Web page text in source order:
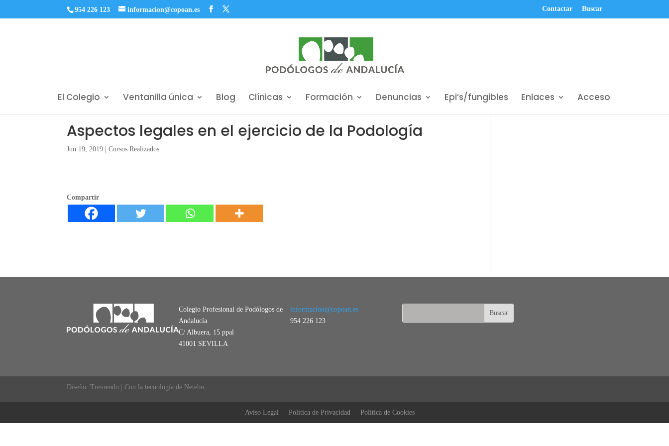
954 226 123 informacion@copoan.es Contactar Buscar
El Colegio Ventanilla única Blog Clínicas Formación Denuncias Epi’s/fungibles Enlaces Acceso
Aspectos legales en el ejercicio de la Podología
Jun 19, 2019 |Cursos Realizados
Compartir
Colegio Profesional de Podólogos de
Andalucía
C/ Albuera, 15 ppal
41001 SEVILLA
informacion@copoan.es
954 226 123
Diseño: Tremendo | Con la tecnología de Netebu
Aviso Legal Política de Privacidad Política de Cookies